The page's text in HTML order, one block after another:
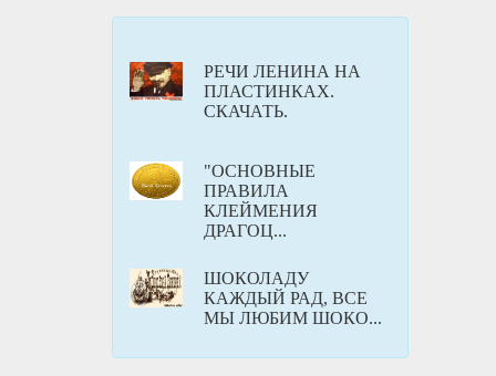
РЕЧИ ЛЕНИНА НА
ПЛАСТИНКАХ.
СКАЧАТЬ.
"ОСНОВНЫЕ
ПРАВИЛА
КЛЕЙМЕНИЯ
ДРАГОЦ...
ШОКОЛАДУ
КАЖДЫЙ РАД, ВСЕ
МЫ ЛЮБИМ ШОКО...